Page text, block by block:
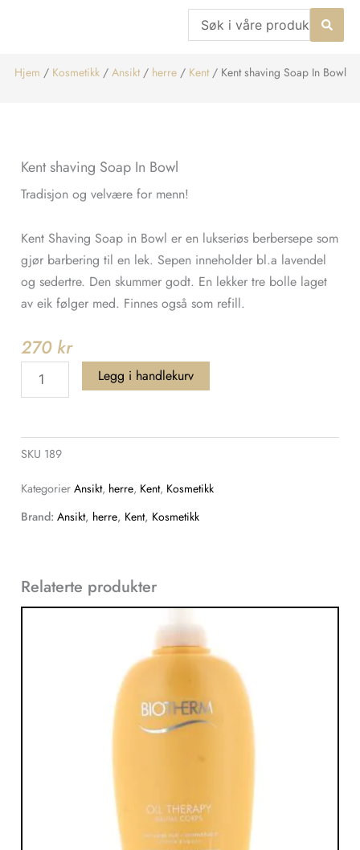
innholdet
Search
...
Hjem / Kosmetikk/ Ansikt/ herre/ Kent/ Kent shaving Soap In Bowl
Kent shaving Soap In Bowl
Tradisjon og velvære for menn!
Kent Shaving Soap in Bowl er en lukseriøs berbersepe som
gjør barbering til en lek. Sepen inneholder bl.a lavendel
og sedertre. Den skummer godt. En lekker tre bolle laget
av eik følger med. Finnes også som refill.
270 kr
Kent
shaving
In
Bowl
Legg i handlekurv
SKU 189
Kategorier Ansikt, herre, Kent, Kosmetikk
Brand:Ansikt, herre, Kent, Kosmetikk
Relaterte produkter